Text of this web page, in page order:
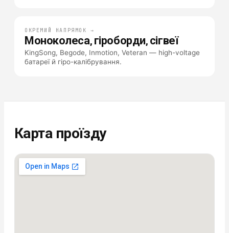
ОКРЕМИЙ НАПРЯМОК →
Моноколеса, гіроборди, сігвеї
KingSong, Begode, Inmotion, Veteran — high-voltage
батареї й гіро-калібрування.
Карта проїзду